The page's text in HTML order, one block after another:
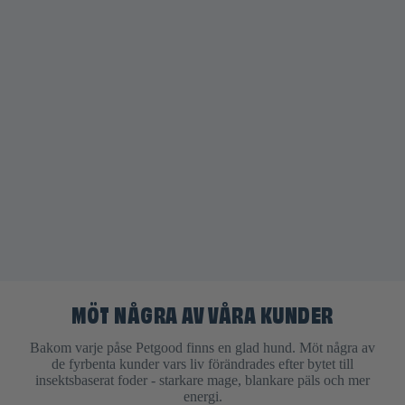
MÖT NÅGRA AV VÅRA KUNDER
Bakom varje påse Petgood finns en glad hund. Möt några av
de fyrbenta kunder vars liv förändrades efter bytet till
insektsbaserat foder - starkare mage, blankare päls och mer
energi.